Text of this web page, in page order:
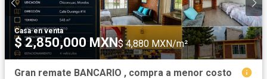
Casa·en venta
$ 2,850,000 MXN$ 4,880 MXN/m²
Gran remate BANCARIO , compra a menor costo